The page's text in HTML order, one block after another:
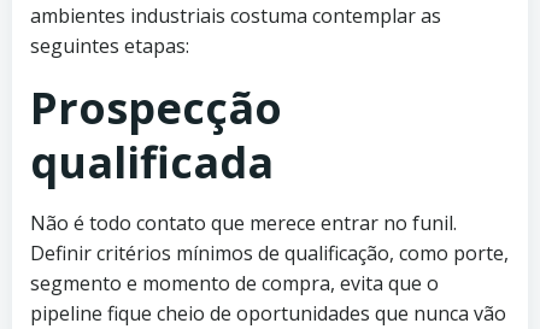
ambientes industriais costuma contemplar as
seguintes etapas:
Prospecção
qualificada
Não é todo contato que merece entrar no funil.
Definir critérios mínimos de qualificação, como porte,
segmento e momento de compra, evita que o
pipeline fique cheio de oportunidades que nunca vão